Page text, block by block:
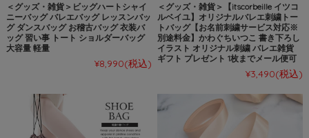
＜グッズ・雑貨＞ビッグハートシャイ
ニーバッグ バレエバッグ レッスンバッ
グ ダンスバッグ お稽古バッグ 衣装バ
ッグ 習い事 トート ショルダーバッグ
大容量 軽量
¥8,990(税込)
＜グッズ・雑貨＞【itscorbeille イツコ
ルベイユ】オリジナルバレエ刺繍トー
トバッグ【お名前刺繍サービス対応※
別途料金】かわぐちいつこ 書き下ろし
イラスト オリジナル刺繍 バレエ雑貨
ギフト プレゼント 1枚までメール便可
¥3,490(税込)